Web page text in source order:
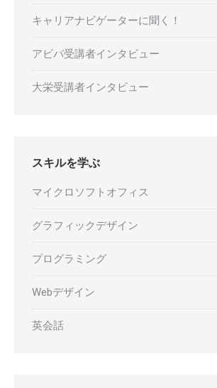
キャリアナビゲーターに聞く！
アビバ受講者インタビュー
大栄受講者インタビュー
スキルを学ぶ
マイクロソフトオフィス
グラフィックデザイン
プログラミング
Webデザイン
英会話